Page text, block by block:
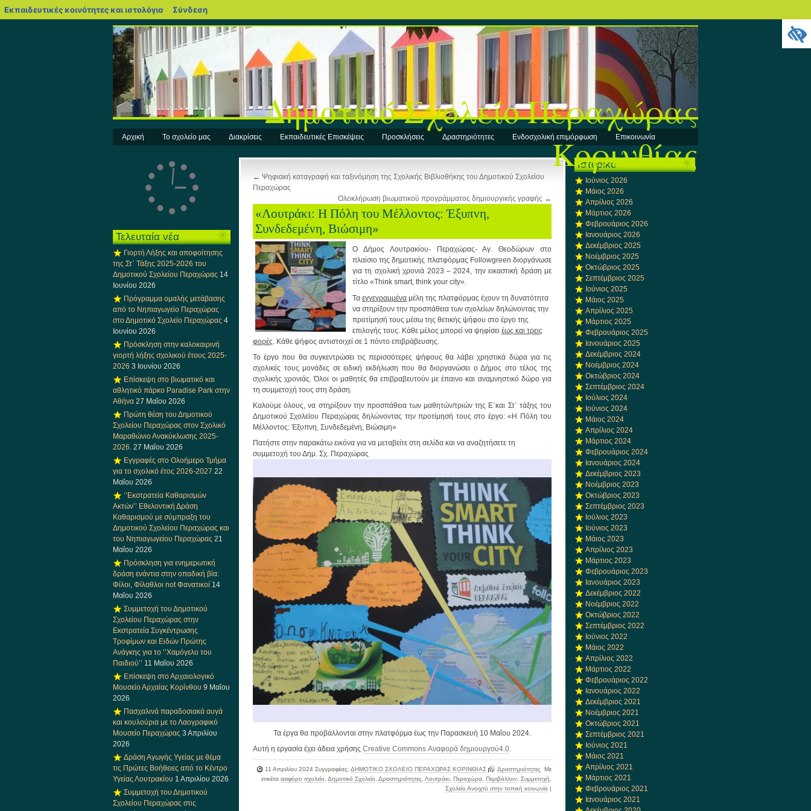
Δημοτικό Σχολείο Περαχώρας
Κορινθίας
Αρχική Το σχολείο μας Διακρίσεις Εκπαιδευτικές Επισκέψεις Προσκλήσεις Δραστηριότητες Ενδοσχολική επιμόρφωση Επικοινωνία
← Ψηφιακή καταγραφή και ταξινόμηση της Σχολικής Βιβλιοθήκης του Δημοτικού Σχολείου
Περαχώρας
Ολοκλήρωση βιωματικού προγράμματος δημιουργικής γραφής →
«Λουτράκι: Η Πόλη του Μέλλοντος: Έξυπνη,
Συνδεδεμένη, Βιώσιμη»
Ο Δήμος Λουτρακίου- Περαχώρας- Αγ. Θεοδώρων στο
πλαίσιο της δημοτικής πλατφόρμας Followgreen διοργάνωσε
για τη σχολική χρονιά 2023 – 2024, την εικαστική δράση με
τίτλο «Think smart, think your city».
Τα εγγεγραμμένα μέλη της πλατφόρμας έχουν τη δυνατότητα
να στηρίξουν την προσπάθεια των σχολείων δηλώνοντας την
προτίμησή τους μέσω της θετικής ψήφου στο έργο της
επιλογής τους. Κάθε μέλος μπορεί να ψηφίσει έως και τρεις
φορές . Κάθε ψήφος αντιστοιχεί σε 1 πόντο επιβράβευσης.
Το έργο που θα συγκεντρώσει τις περισσότερες ψήφους θα λάβει χρηστικά δώρα για τις
σχολικές τους μονάδες σε ειδική εκδήλωση που θα διοργανώσει ο Δήμος στο τέλος της
σχολικής χρονιάς. Όλοι οι μαθητές θα επιβραβευτούν με έπαινο και αναμνηστικό δώρο για
τη συμμετοχή τους στη δράση.
Καλούμε όλους, να στηρίξουν την προσπάθεια των μαθητών/τριών της Ε΄και Στ΄ τάξης του
Δημοτικού Σχολείου Περαχώρας δηλώνοντας την προτίμησή τους στο έργο: «Η Πόλη του
Μέλλοντος: Έξυπνη, Συνδεδεμένη, Βιώσιμη»
Πατήστε στην παρακάτω εικόνα για να μεταβείτε στη σελίδα και να αναζητήσετε τη
συμμετοχή του Δημ. Σχ. Περαχώρας
Τα έργα θα προβάλλονται στην πλατφόρμα έως την Παρασκευή 10 Μαΐου 2024.
Αυτή η εργασία έχει άδεια χρήσης Creative Commons Αναφορά δημιουργού4.0.
11 Απριλίου 2024 Συγγραφέας: ΔΗΜΟΤΙΚΟ ΣΧΟΛΕΙΟ ΠΕΡΑΧΩΡΑΣ ΚΟΡΙΝΘΙΑΣ Δραστηριότητες Με
ετικέτα αειφόρο σχολείο, Δημοτικό Σχολείο, Δραστηριότητες, Λουτράκι, Περαχώρα, Περιβάλλον, Συμμετοχή,
Σχολείο Ανοιχτό στην τοπική κοινωνία |
Τελευταία νέα
Γιορτή Λήξης και αποφοίτησης
της Στ΄ Τάξης 2025-2026 του
Δημοτικού Σχολείου Περαχώρας 14
Ιουνίου 2026
Πρόγραμμα ομαλής μετάβασης
από το Νηπιαγωγείο Περαχώρας
στο Δημοτικό Σχολείο Περαχώρας 4
Ιουνίου 2026
Πρόσκληση στην καλοκαιρινή
γιορτή λήξης σχολικού έτους 2025-
2026 3 Ιουνίου 2026
Επίσκεψη στο βιωματικό και
αθλητικό πάρκο Paradise Park στην
Αθήνα 27 Μαΐου 2026
Πρώτη θέση του Δημοτικού
Σχολείου Περαχώρας στον Σχολικό
Μαραθώνιο Ανακύκλωσης 2025-
2026. 27 Μαΐου 2026
Εγγραφές στο Ολοήμερο Τμήμα
για το σχολικό έτος 2026-2027 22
Μαΐου 2026
‘’Εκστρατεία Καθαρισμών
Ακτών’’ Εθελοντική Δράση
Καθαρισμού με σύμπραξη του
Δημοτικού Σχολείου Περαχώρας και
του Νηπιαγωγείου Περαχώρας 21
Μαΐου 2026
Πρόσκληση για ενημερωτική
δράση ενάντια στην οπαδική βία:
Φίλοι, Φίλαθλοι not Φανατικοί 14
Μαΐου 2026
Συμμετοχή του Δημοτικού
Σχολείου Περαχώρας στην
Εκστρατεία Συγκέντρωσης
Τροφίμων και Ειδών Πρώτης
Ανάγκης για το ‘’Χαμόγελο του
Παιδιού’’ 11 Μαΐου 2026
Επίσκεψη στο Αρχαιολογικό
Μουσείο Αρχαίας Κορίνθου 9 Μαΐου
2026
Πασχαλινά παραδοσιακά αυγά
και κουλούρια με το Λαογραφικό
Μουσείο Περαχώρας 3 Απριλίου
2026
Δράση Αγωγής Υγείας με θέμα
τις Πρώτες Βοήθειες από το Κέντρο
Υγείας Λουτρακίου 1 Απριλίου 2026
Συμμετοχή του Δημοτικού
Σχολείου Περαχώρας στις
Ιστορικό
Ιούνιος 2026
Μάιος 2026
Απρίλιος 2026
Μάρτιος 2026
Φεβρουάριος 2026
Ιανουάριος 2026
Δεκέμβριος 2025
Νοέμβριος 2025
Οκτώβριος 2025
Σεπτέμβριος 2025
Ιούνιος 2025
Μάιος 2025
Απρίλιος 2025
Μάρτιος 2025
Φεβρουάριος 2025
Ιανουάριος 2025
Δεκέμβριος 2024
Νοέμβριος 2024
Οκτώβριος 2024
Σεπτέμβριος 2024
Ιούλιος 2024
Ιούνιος 2024
Μάιος 2024
Απρίλιος 2024
Μάρτιος 2024
Φεβρουάριος 2024
Ιανουάριος 2024
Δεκέμβριος 2023
Νοέμβριος 2023
Οκτώβριος 2023
Σεπτέμβριος 2023
Ιούλιος 2023
Ιούνιος 2023
Μάιος 2023
Απρίλιος 2023
Μάρτιος 2023
Φεβρουάριος 2023
Ιανουάριος 2023
Δεκέμβριος 2022
Νοέμβριος 2022
Οκτώβριος 2022
Σεπτέμβριος 2022
Ιούνιος 2022
Μάιος 2022
Απρίλιος 2022
Μάρτιος 2022
Φεβρουάριος 2022
Ιανουάριος 2022
Δεκέμβριος 2021
Νοέμβριος 2021
Οκτώβριος 2021
Σεπτέμβριος 2021
Ιούνιος 2021
Μάιος 2021
Απρίλιος 2021
Μάρτιος 2021
Φεβρουάριος 2021
Ιανουάριος 2021
Εκπαιδευτικές κοινότητες και ιστολόγια blogs.sch.gr
Σύνδεση